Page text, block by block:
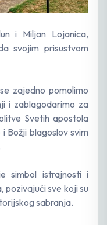
i Miljan Lojanica,
svojim prisustvom
zajedno pomolimo
i zablagodarimo za
Svetih apostola
Božji blagoslov svim
simbol istrajnosti i
pozivajući sve koji su
sabranja.